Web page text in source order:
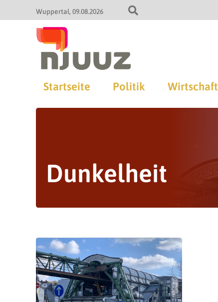
Wuppertal 09.08.2026
Startseite Politik Wirtschaft
Dunkelheit